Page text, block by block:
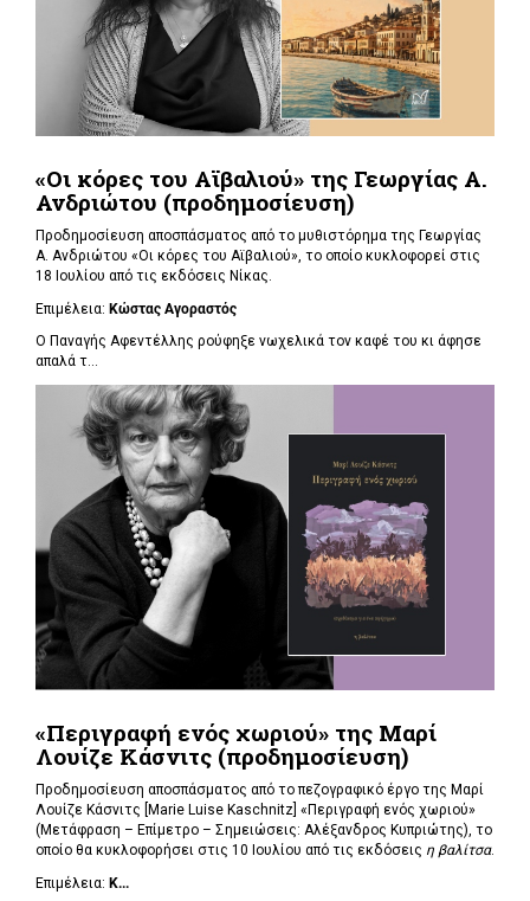
«Οι κόρες του Αϊβαλιού» της Γεωργίας Α.
Ανδριώτου (προδημοσίευση)
Προδημοσίευση αποσπάσματος από το μυθιστόρημα της Γεωργίας
Α. Ανδριώτου «Οι κόρες του Αϊβαλιού», το οποίο κυκλοφορεί στις
18 Ιουλίου από τις εκδόσεις Νίκας.
Επιμέλεια: Κώστας Αγοραστός
Ο Παναγής Αφεντέλλης ρούφηξε νωχελικά τον καφέ του κι άφησε
απαλά τ...
«Περιγραφή ενός χωριού» της Μαρί
Λουίζε Κάσνιτς (προδημοσίευση)
Προδημοσίευση αποσπάσματος από το πεζογραφικό έργο της Μαρί
Λουίζε Κάσνιτς [Marie Luise Kaschnitz] «Περιγραφή ενός χωριού»
(Μετάφραση – Επίμετρο – Σημειώσεις: Αλέξανδρος Κυπριώτης), το
οποίο θα κυκλοφορήσει στις 10 Ιουλίου από τις εκδόσεις η βαλίτσα.
Επιμέλεια: Κ...